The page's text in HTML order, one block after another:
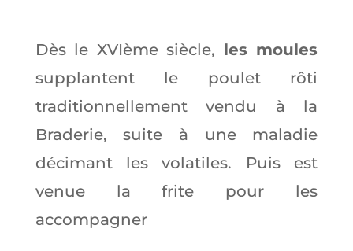
Dès le XVIème siècle, les moules
supplantent le poulet rôti
traditionnellement vendu à la
Braderie, suite à une maladie
décimant les volatiles. Puis est
venue la frite pour les
accompagner